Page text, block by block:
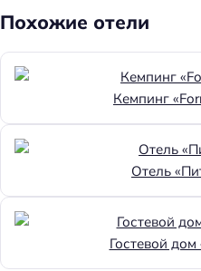
Хорошее место
Кондиционер в номере
Похожие отели
Кемпинг
Отель
Гостевой дом